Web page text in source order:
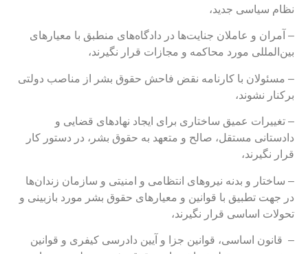
سیاسی جدید،
آمران و عاملان جنایت‌ها در دادگاه‌های منطبق با معیارهای
مورد محاکمه و مجازات قرار نگیرند،
مسئولان با کارنامه نقض فاحش حقوق بشر از مناصب دولتی
نشوند،
تغییرات عمیق ساختاری برای ایجاد نهادهای قضایی و
مستقل، صالح و متعهد به حقوق بشر، در دستور کار
نگیرند،
ساختار و بدنه نیروهای انتظامی و امنیتی و سازمان زندان‌ها
جهت تطبیق با قوانین و معیارهای حقوق بشر مورد بازبینی و
اساسی قرار نگیرند،
قانون اساسی، قوانین جزا و آیین دادرسی کیفری و قوانین